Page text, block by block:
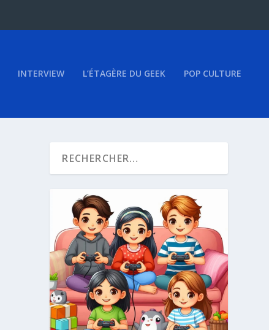
INTERVIEW L’ÉTAGÈRE DU GEEK POP CULTURE